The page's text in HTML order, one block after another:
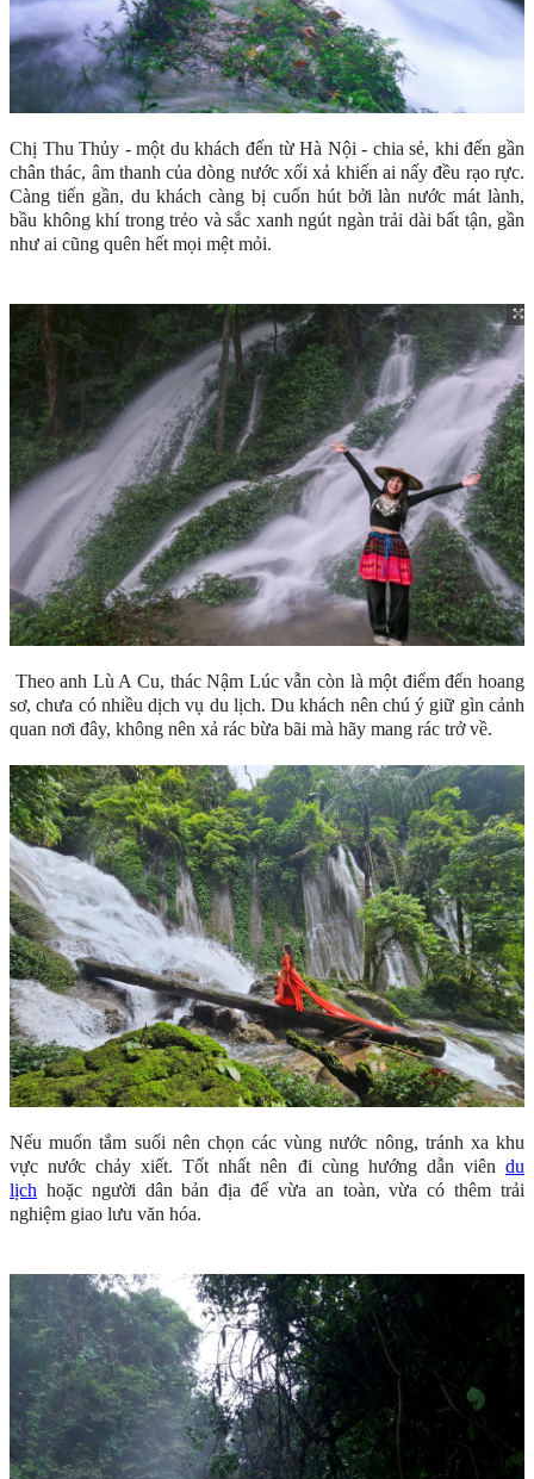
Chị Thu Thủy - một du khách đến từ Hà Nội - chia sẻ, khi đến gần
chân thác, âm thanh của dòng nước xối xả khiến ai nấy đều rạo rực.
Càng tiến gần, du khách càng bị cuốn hút bởi làn nước mát lành,
bầu không khí trong trẻo và sắc xanh ngút ngàn trải dài bất tận, gần
như ai cũng quên hết mọi mệt mỏi.
Theo anh Lù A Cu, thác Nậm Lúc vẫn còn là một điểm đến hoang
sơ, chưa có nhiều dịch vụ du lịch. Du khách nên chú ý giữ gìn cảnh
quan nơi đây, không nên xả rác bừa bãi mà hãy mang rác trở về.
Nếu muốn tắm suối nên chọn các vùng nước nông, tránh xa khu
vực nước chảy xiết. Tốt nhất nên đi cùng hướng dẫn viên du
lịch hoặc người dân bản địa để vừa an toàn, vừa có thêm trải
nghiệm giao lưu văn hóa.